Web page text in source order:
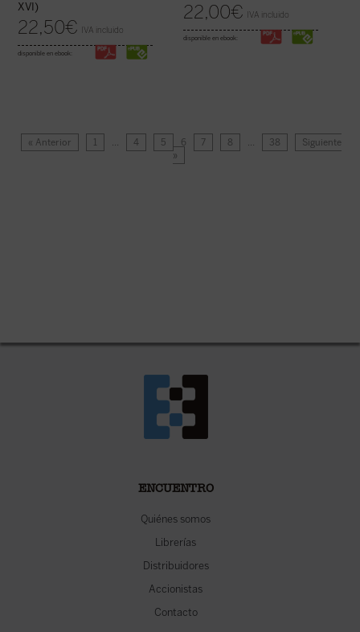
XVI)
22,50€ IVA incluido
disponible en ebook:
22,00€ IVA incluido
disponible en ebook:
« Anterior 1 … 4 5 6 7 8 … 38
Siguiente
»
ENCUENTRO
Quiénes somos
Librerías
Distribuidores
Accionistas
Contacto